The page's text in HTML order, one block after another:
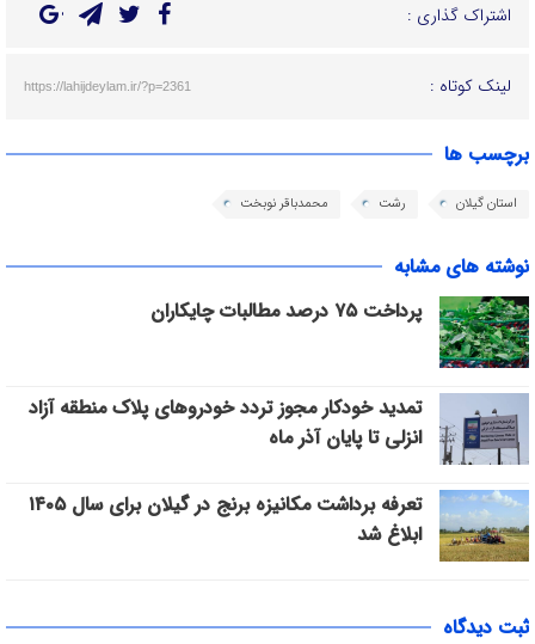
اشتراک گذاری :
لینک کوتاه : https://lahijdeylam.ir/?p=2361
برچسب ها
استان گیلان رشت محمدباقر نوبخت
نوشته های مشابه
پرداخت ۷۵ درصد مطالبات چایکاران
تمدید خودکار مجوز تردد خودروهای پلاک منطقه آزاد
انزلی تا پایان آذر ماه
تعرفه برداشت مکانیزه برنج در گیلان برای سال ۱۴۰۵
ابلاغ شد
ثبت دیدگاه